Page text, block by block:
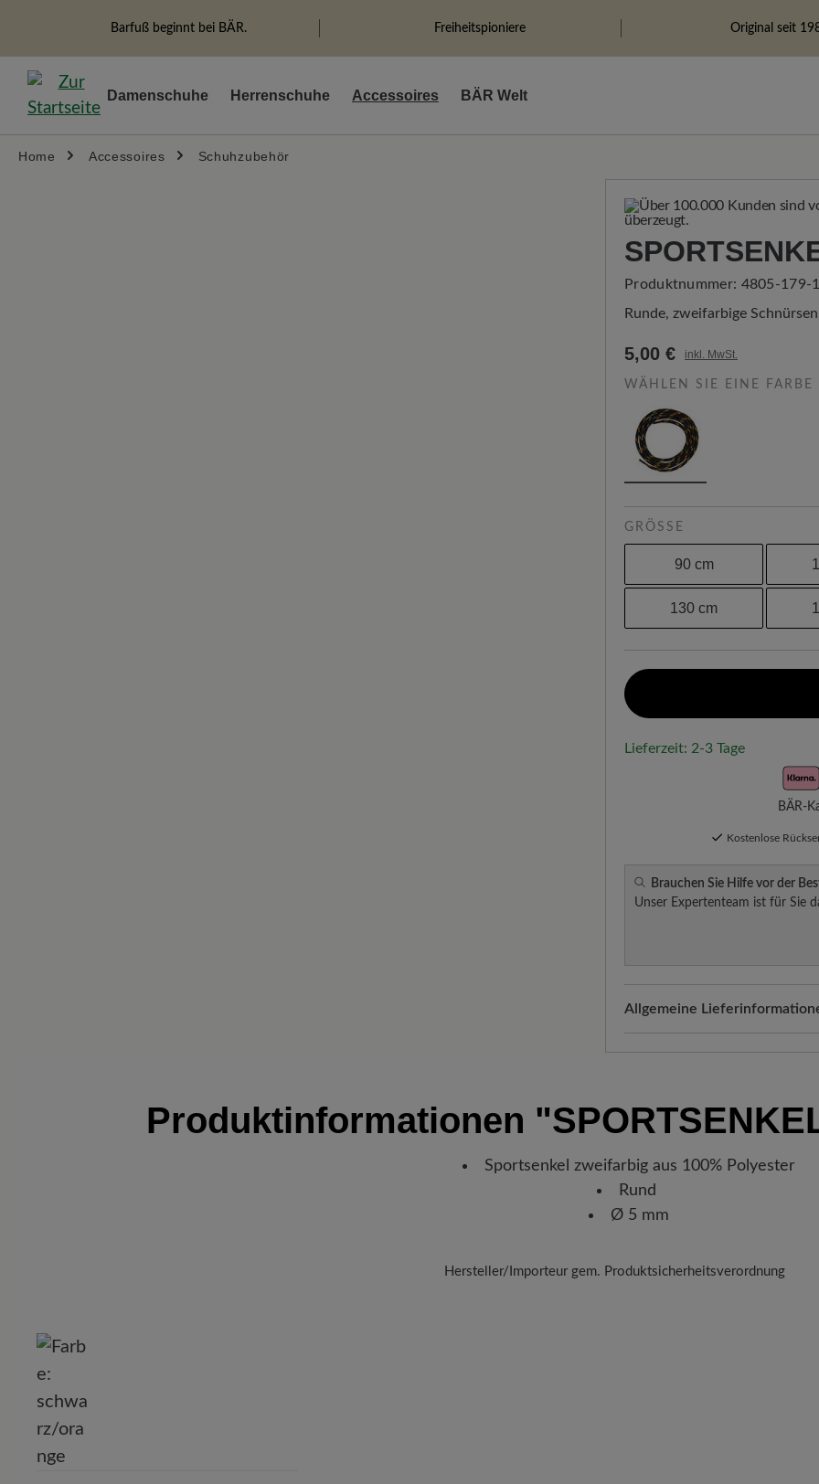
Zur Hauptnavigation springen
Barfuß beginnt bei BÄR. Freiheitspioniere Original seit
Damenschuhe Herrenschuhe Accessoires BÄR Welt
Home Accessoires Schuhzubehör
Produktnummer: 4805-179-
Runde, zweifarbige
5,00 € inkl. MwSt.
WÄHLEN SIE EINE FARBE
GRÖSSE
90 cm
130 cm
Lieferzeit: 2-3 Tage
BÄR-
Kostenlose
Brauchen Sie Hilfe vor der
Unser Expertenteam ist für Sie
Allgemeine
verlassen hat, erhalten Sie
Sendungsnummer können
Produktinformationen
Sportsenkel zweifarbig aus 100% Polyester
Rund
Ø 5 mm
Hersteller/Importeur gem. Produktsicherheitsverordnung